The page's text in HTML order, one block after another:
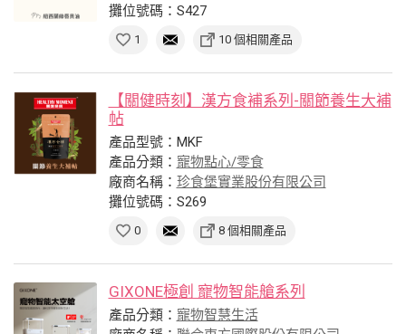
攤位號碼：S427
1 10 個相關產品
【關健時刻】漢方食補系列-關節養生大補
帖
產品型號：MKF
產品分類： 寵物點心/零食
廠商名稱： 珍食堡實業股份有限公司
攤位號碼：S269
0 8 個相關產品
GIXONE極創 寵物智能艙系列
產品分類： 寵物智慧生活